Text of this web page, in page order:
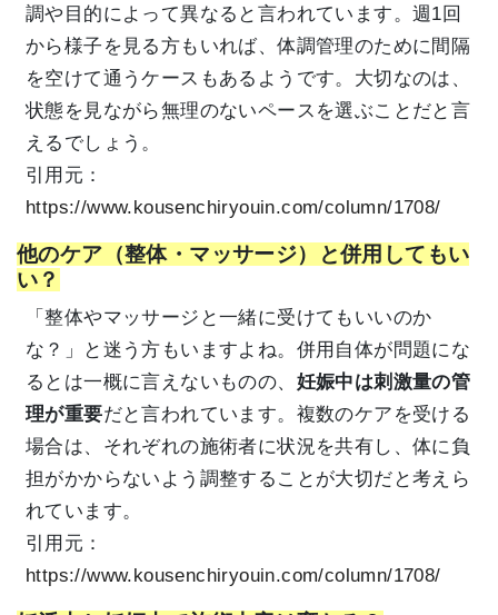
調や目的によって異なると言われています。週1回
から様子を見る方もいれば、体調管理のために間隔
を空けて通うケースもあるようです。大切なのは、
状態を見ながら無理のないペースを選ぶことだと言
えるでしょう。
引用元：
https://www.kousenchiryouin.com/column/1708/
他のケア（整体・マッサージ）と併用してもい
い？
「整体やマッサージと一緒に受けてもいいのか
な？」と迷う方もいますよね。併用自体が問題にな
るとは一概に言えないものの、 妊娠中は刺激量の管
理が重要だと言われています。複数のケアを受ける
場合は、それぞれの施術者に状況を共有し、体に負
担がかからないよう調整することが大切だと考えら
れています。
引用元：
https://www.kousenchiryouin.com/column/1708/